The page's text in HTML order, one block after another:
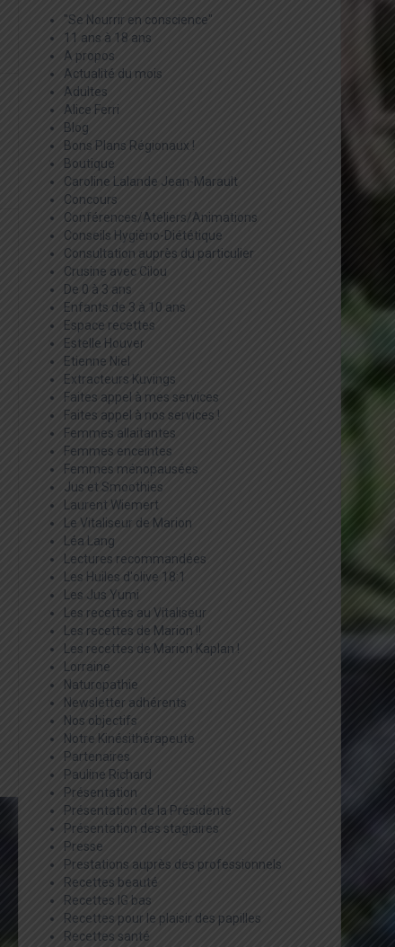
"Se Nourrir en conscience"
11 ans à 18 ans
A propos
Actualité du mois
Adultes
Alice Ferri
Blog
Bons Plans Régionaux !
Boutique
Caroline Lalande Jean-Marault
Concours
Conférences/Ateliers/Animations
Conseils Hygièno-Diététique
Consultation auprès du particulier
Crusine avec Cilou
De 0 à 3 ans
Enfants de 3 à 10 ans
Espace recettes
Estelle Houver
Etienne Niel
Extracteurs Kuvings
Faites appel à mes services
Faites appel à nos services !
Femmes allaitantes
Femmes enceintes
Femmes ménopausées
Jus et Smoothies
Laurent Wiemert
Le Vitaliseur de Marion
Léa Lang
Lectures recommandées
Les Huiles d'olive 18:1
Les Jus Yumi
Les recettes au Vitaliseur
Les recettes de Marion !!
Les recettes de Marion Kaplan !
Lorraine
Naturopathie
Newsletter adhérents
Nos objectifs
Notre Kinésithérapeute
Partenaires
Pauline Richard
Présentation
Présentation de la Présidente
Présentation des stagiaires
Presse
Prestations auprès des professionnels
Recettes beauté
Recettes IG bas
Recettes pour le plaisir des papilles
Recettes santé